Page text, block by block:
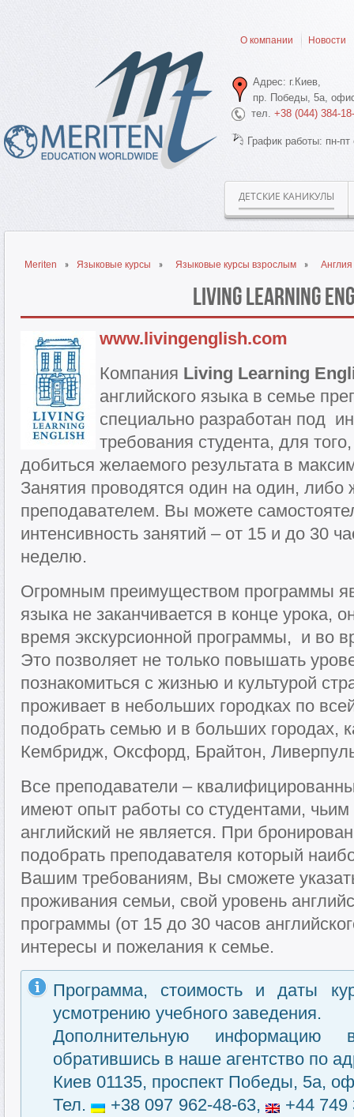
О компании Новости
Адрес: г.Киев,
пр. Победы, 5а,
тел. +38 (044) 384-
График работы: пн-
ДЕТСКИЕ КАНИКУЛЫ
Meriten Языковые курсы Языковые курсы взрослым Англия
Living Learning
www.livingenglish.com
Компания Living Learning
английского языка в семье
специально разработан под
требования студента, для
добиться желаемого результата в
Занятия проводятся один на один, либо
преподавателем. Вы можете
интенсивность занятий – от 15 и до 30
неделю.
Огромным преимуществом программы
языка не заканчивается в конце урока,
время экскурсионной программы, и во
Это позволяет не только повышать
познакомиться с жизнью и культурой
проживает в небольших городках по
подобрать семью и в больших городах,
Кембридж, Оксфорд, Брайтон,
Все преподаватели –
имеют опыт работы со студентами,
английский не является. При
подобрать преподавателя который
Вашим требованиям, Вы сможете
проживания семьи, свой уровень
программы (от 15 до 30 часов
интересы и пожелания к семье.
Программа, стоимость и даты
усмотрению учебного заведения.
Дополнительную информацию
обратившись в наше агентство по
Киев 01135, проспект Победы, 5а,
Тел.
+38 097 962-48-63,
+44